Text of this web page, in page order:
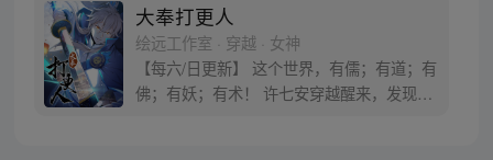
大奉打更人
绘远工作室 · 穿越 · 女神
【每六/日更新】 这个世界，有儒；有道；有
佛；有妖；有术！ 许七安穿越醒来，发现自